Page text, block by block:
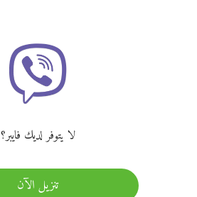
لا يتوفر لديك فايبر؟
تنزيل الآن